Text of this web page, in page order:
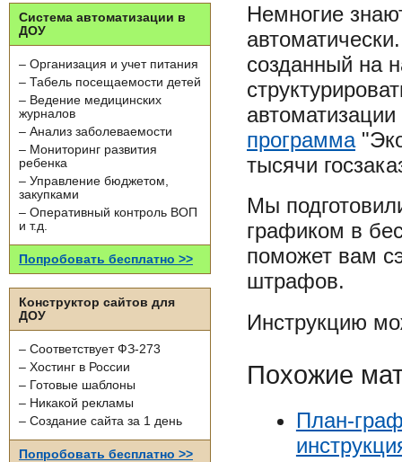
Система автоматизации в
ДОУ
– Организация и учет питания
– Табель посещаемости детей
– Ведение медицинских
журналов
– Анализ заболеваемости
– Мониторинг развития
ребенка
– Управление бюджетом,
закупками
– Оперативный контроль ВОП
и т.д.
Попробовать бесплатно >>
Конструктор сайтов для
ДОУ
– Соответствует ФЗ-273
– Хостинг в России
– Готовые шаблоны
– Никакой рекламы
– Создание сайта за 1 день
Попробовать бесплатно >>
Немногие
созданный на
программа
тысячи
Мы
графиком в
поможет вам
штрафов.
Инструкцию
Похожие
План-